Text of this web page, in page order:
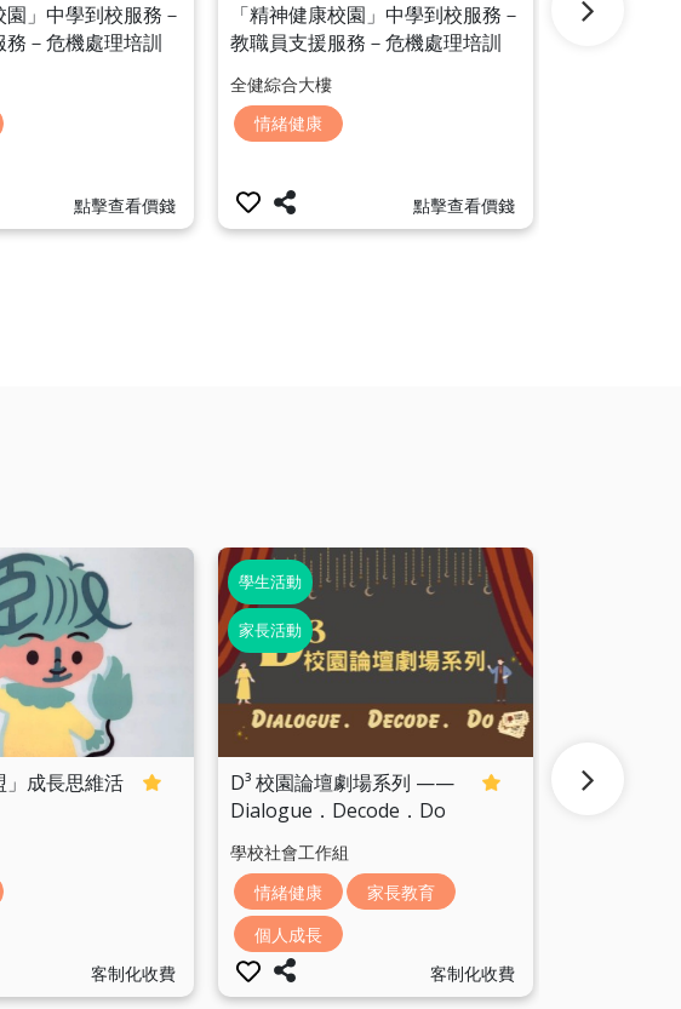
園」中學到校服務－
－危機處理培訓
模擬訓練」
點擊查看價錢
「精神健康校園」中學到校服務－
教職員支援服務－危機處理培訓
「辨識及評估自殺危機」
全健綜合大樓
情緒健康
點擊查看價錢
「精神健康
」成長思維活
客制化收費
學生活動
家長活動
D³ 校園論壇劇場系列 ——
Dialogue．Decode．Do
學校社會工作組
情緒健康
家長教育
個人成長
客制化收費
賽馬會童心